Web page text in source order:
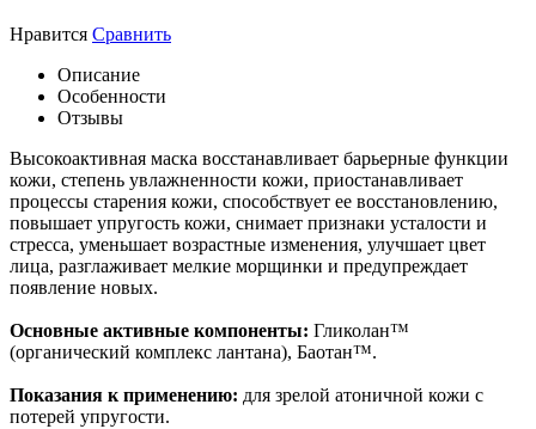
Нравится Сравнить
Описание
Особенности
Отзывы
Высокоактивная маска восстанавливает барьерные функции
кожи, степень увлажненности кожи, приостанавливает
процессы старения кожи, способствует ее восстановлению,
повышает упругость кожи, снимает признаки усталости и
стресса, уменьшает возрастные изменения, улучшает цвет
лица, разглаживает мелкие морщинки и предупреждает
появление новых.
Основные активные компоненты: Гликолан™
(органический комплекс лантана), Баотан™.
Показания к применению: для зрелой атоничной кожи с
потерей упругости.